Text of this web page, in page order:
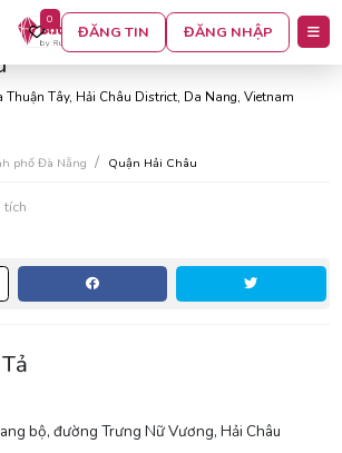
0
ĐĂNG TIN ĐĂNG NHẬP
3, thang bộ, đường trưng nữ
Thuận Tây, Hải Châu District, Da Nang, Vietnam
phố Đà Nẵng Quận Hải Châu
tích
bộ, đường Trưng Nữ Vương, Hải Châu